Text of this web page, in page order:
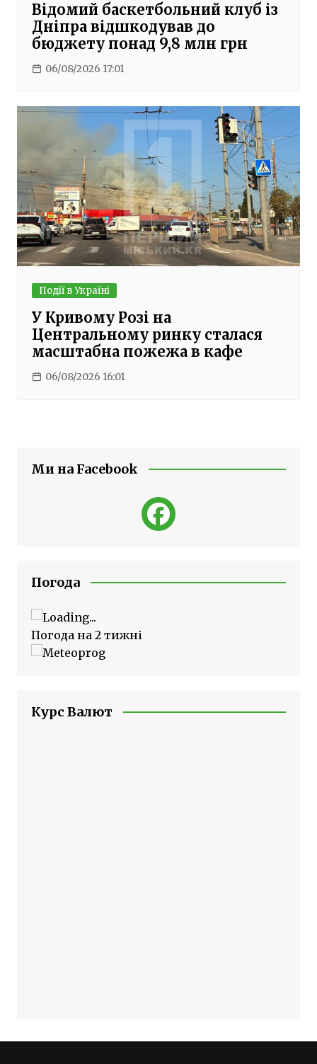
Відомий баскетбольний клуб із
Дніпра відшкодував до
бюджету понад 9,8 млн грн
06/08/2026 17:01
Події в Україні
У Кривому Розі на
Центральному ринку сталася
масштабна пожежа в кафе
06/08/2026 16:01
Ми на Facebook
Погода
Погода на 2 тижні
Курс Валют